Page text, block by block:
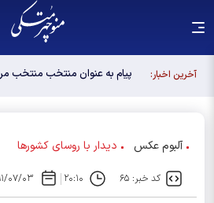
آخرین اخبار:
پیام به عنوان منتخب منتخب
آلبوم عکس دیدار با روسای کشورها
کد خبر: ۶۵ ۲۰:۱۰ ۱۳۹۱/